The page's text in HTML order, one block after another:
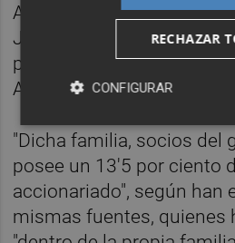
Anticorrupción del
Justicia de la Comunitat
por parte de la familia
Aqualandia.
"Dicha familia, socios del
posee un 13'5 por ciento
accionariado", según han
mismas fuentes, quienes
RECHAZAR
CONFIGURAR